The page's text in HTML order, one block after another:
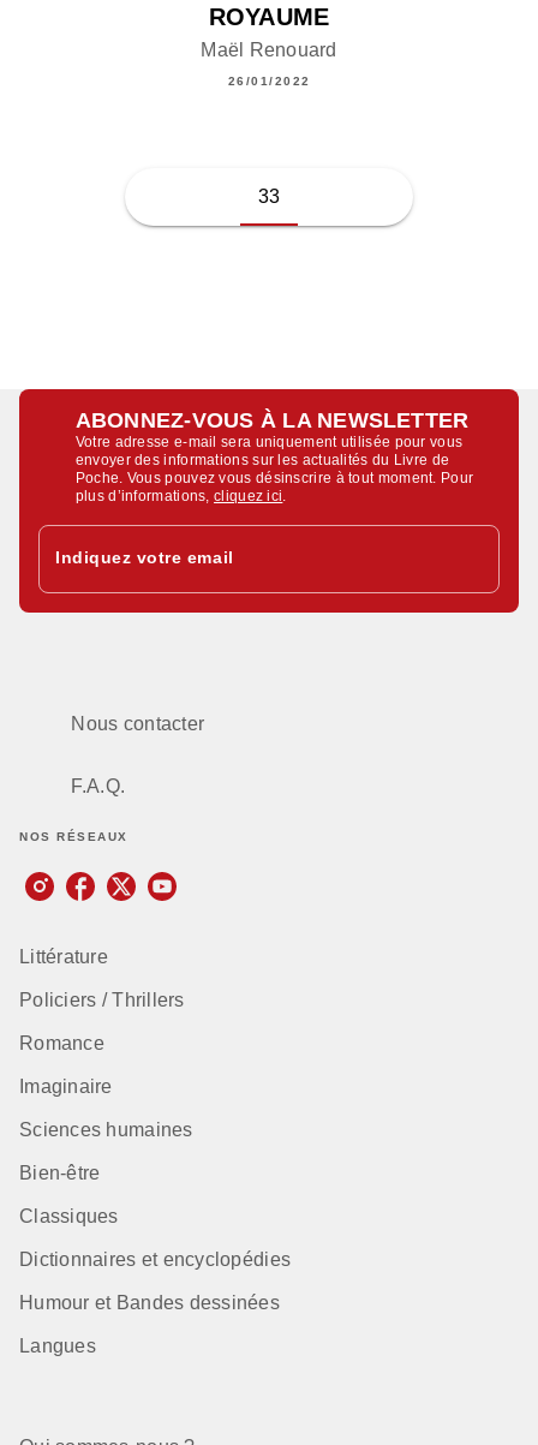
ROYAUME
Maël Renouard
26/01/2022
33
ABONNEZ-VOUS À LA NEWSLETTER
Votre adresse e-mail sera uniquement utilisée pour vous
envoyer des informations sur les actualités du Livre de
Poche. Vous pouvez vous désinscrire à tout moment. Pour
plus d’informations,cliquez ici
Indiquez votre email
Nous contacter
F.A.Q.
NOS RÉSEAUX
Littérature
Policiers / Thrillers
Romance
Imaginaire
Sciences humaines
Bien-être
Classiques
Dictionnaires et encyclopédies
Humour et Bandes dessinées
Langues